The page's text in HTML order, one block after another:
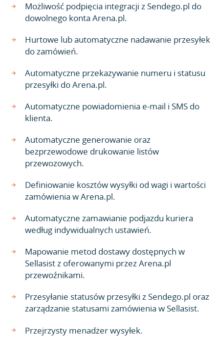
Możliwość podpięcia integracji z Sendego.pl do
dowolnego konta Arena.pl.
Hurtowe lub automatyczne nadawanie przesyłek
do zamówień.
Automatyczne przekazywanie numeru i statusu
przesyłki do Arena.pl.
Automatyczne powiadomienia e-mail i SMS do
klienta.
Automatyczne generowanie oraz
bezprzewodowe drukowanie listów
przewozowych.
Definiowanie kosztów wysyłki od wagi i wartości
zamówienia w Arena.pl.
Automatyczne zamawianie podjazdu kuriera
według indywidualnych ustawień.
Mapowanie metod dostawy dostępnych w
Sellasist z oferowanymi przez Arena.pl
przewoźnikami.
Przesyłanie statusów przesyłki z Sendego.pl oraz
zarządzanie statusami zamówienia w Sellasist.
Przejrzysty menadżer wysyłek.